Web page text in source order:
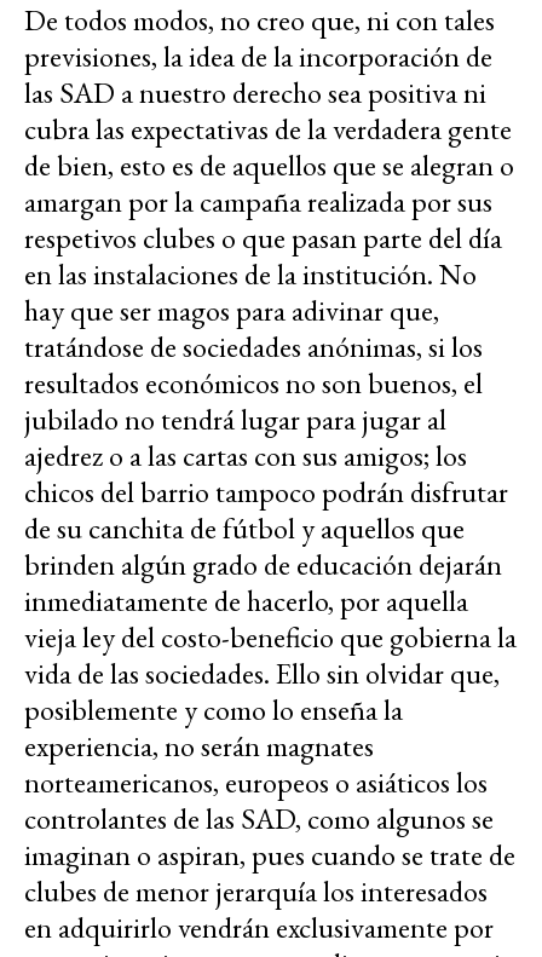
De todos modos, no creo que, ni con tales
previsiones, la idea de la incorporación de
las SAD a nuestro derecho sea positiva ni
cubra las expectativas de la verdadera gente
de bien, esto es de aquellos que se alegran o
amargan por la campaña realizada por sus
respetivos clubes o que pasan parte del día
en las instalaciones de la institución. No
hay que ser magos para adivinar que,
tratándose de sociedades anónimas, si los
resultados económicos no son buenos, el
jubilado no tendrá lugar para jugar al
ajedrez o a las cartas con sus amigos; los
chicos del barrio tampoco podrán disfrutar
de su canchita de fútbol y aquellos que
brinden algún grado de educación dejarán
inmediatamente de hacerlo, por aquella
vieja ley del costo-beneficio que gobierna la
vida de las sociedades. Ello sin olvidar que,
posiblemente y como lo enseña la
experiencia, no serán magnates
norteamericanos, europeos o asiáticos los
controlantes de las SAD, como algunos se
imaginan o aspiran, pues cuando se trate de
clubes de menor jerarquía los interesados
en adquirirlo vendrán exclusivamente por